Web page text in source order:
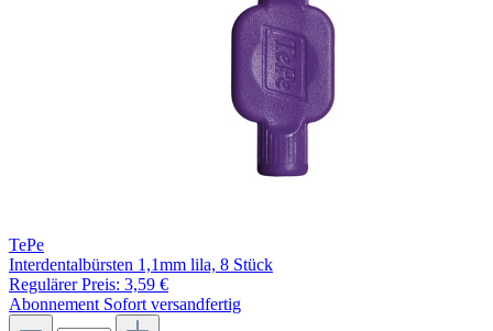
TePe
Interdentalbürsten 1,1mm lila, 8 Stück
Regulärer Preis: 3,59 €
Abonnement Sofort versandfertig